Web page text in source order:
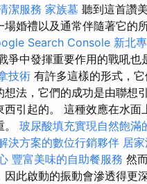
潔服務 家族墓 聽到這首讚
場婚禮以及通常伴隨著它的
Search Console 新北
爭中發揮重要作用的戰吼也
技術 有許多這樣的形式，
想法，它們的成功是由聯想
西引起的。 這種效應在水面
玻尿酸填充實現自然飽滿
決方案的數位行銷夥伴 居
豐富美味的自助餐服務 然
因此啟動的振動會滲透得更